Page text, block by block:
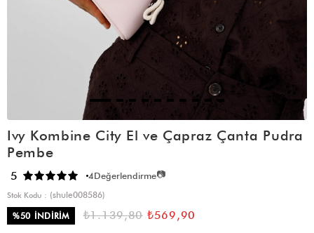
Ivy Kombine City El ve Çapraz Çanta Pudra
Pembe
5 4Değerlendirme📷
Stok Kodu
(shule008586)
%50 İNDIRIM ₺1.139,80 ₺569,90